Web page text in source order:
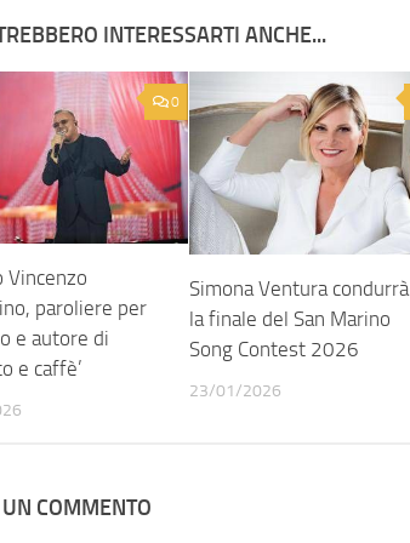
INTERESSARTI ANCHE...
0
Vincenzo
paroliere per
e autore di
e caffè’
Simona Ventura condurrà
la finale del San Marino
Song Contest 2026
23/01/2026
COMMENTO